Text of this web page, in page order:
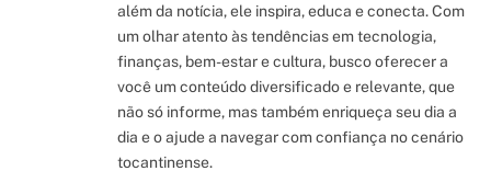
além da notícia, ele inspira, educa e conecta. Com
um olhar atento às tendências em tecnologia,
finanças, bem-estar e cultura, busco oferecer a
você um conteúdo diversificado e relevante, que
não só informe, mas também enriqueça seu dia a
dia e o ajude a navegar com confiança no cenário
tocantinense.